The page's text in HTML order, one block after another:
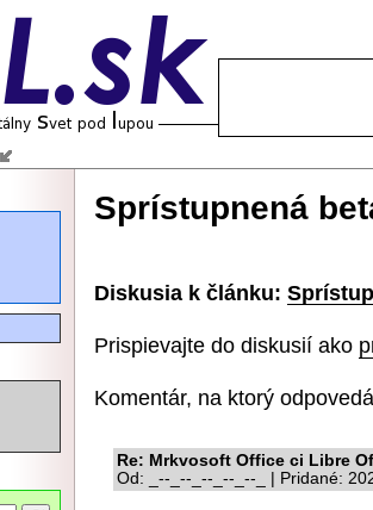
Sprístupnená
Diskusia k článku:
Prispievajte do diskusií ako
Komentár, na ktorý
Re: Mrkvosoft Office ci Libre
Od: _--_--_--_--_--_ | Pridané: